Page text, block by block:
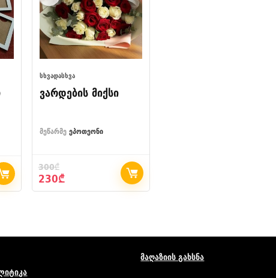
ᲡᲮᲕᲐᲓᲐᲡᲮᲕᲐ
ვარდების მიქსი
მეწარმე ეპოთეონი
300₾
Original
price
230₾Current
price
მაღაზიის გახსნა